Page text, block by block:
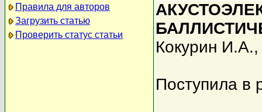
Правила для авторов
Загрузить статью
Проверить статус статьи
Кокурин И.А.
Поступила в